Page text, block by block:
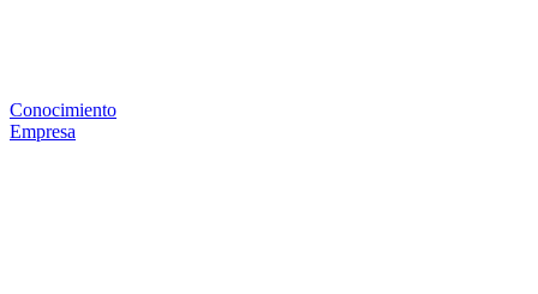
Conocimiento
Empresa